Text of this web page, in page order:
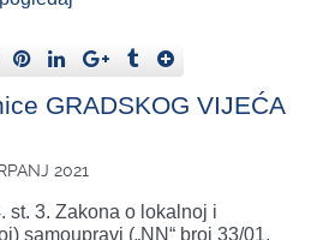
GRADSKOG VIJEĆA
2021
st. 3. Zakona o lokalnoj i
samoupravi („NN“ broj 33/01,